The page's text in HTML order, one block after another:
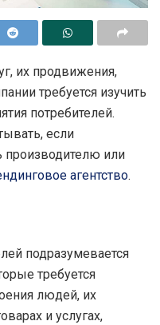
их продвижения,
требуется изучить
потребителей.
если
производителю или
агентство.
подразумевается
требуется
людей, их
и услугах,